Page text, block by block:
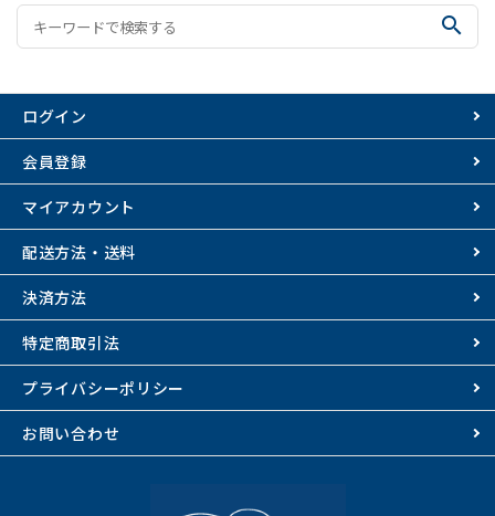
search
ログイン
会員登録
マイアカウント
配送方法・送料
決済方法
特定商取引法
プライバシーポリシー
お問い合わせ